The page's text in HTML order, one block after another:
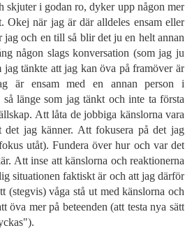
skjuter i godan ro, dyker upp någon mer
när jag är där alldeles ensam eller
och en till så blir det ju en helt annan
någon slags konversation (som jag ju
jag tänkte att jag kan öva på framöver är
är ensam med en annan person i
länge som jag tänkt och inte ta första
Att låta de jobbiga känslorna vara
jag känner. Att fokusera på det jag
utåt). Fundera över hur och var det
Att inse att känslorna och reaktionerna
situationen faktiskt är och att jag därför
(stegvis) våga stå ut med känslorna och
öva mer på beteenden (att testa nya sätt